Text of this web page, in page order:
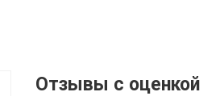
Отзывы с оценкой